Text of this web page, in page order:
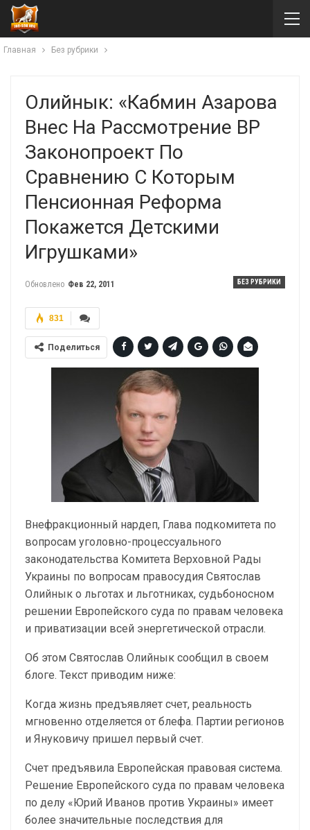
Главная Без рубрики
Олийнык: «Кабмин Азарова
Внес На Рассмотрение ВР
Законопроект По
Сравнению С Которым
Пенсионная Реформа
Покажется Детскими
Игрушками»
БЕЗ РУБРИКИ
Обновлено Фев 22, 2011
831
Поделиться
Внефракционный нардеп, Глава подкомитета по
вопросам уголовно-процессуального
законодательства Комитета Верховной Рады
Украины по вопросам правосудия Святослав
Олийнык о льготах и льготниках, судьбоносном
решении Европейского суда по правам человека
и приватизации всей энергетической отрасли.
Об этом Святослав Олийнык сообщил в своем
блоге. Текст приводим ниже:
Когда жизнь предъявляет счет, реальность
мгновенно отделяется от блефа. Партии регионов
и Януковичу пришел первый счет.
Счет предъявила Европейская правовая система.
Решение Европейского суда по правам человека
по делу «Юрий Иванов против Украины» имеет
более значительные последствия для